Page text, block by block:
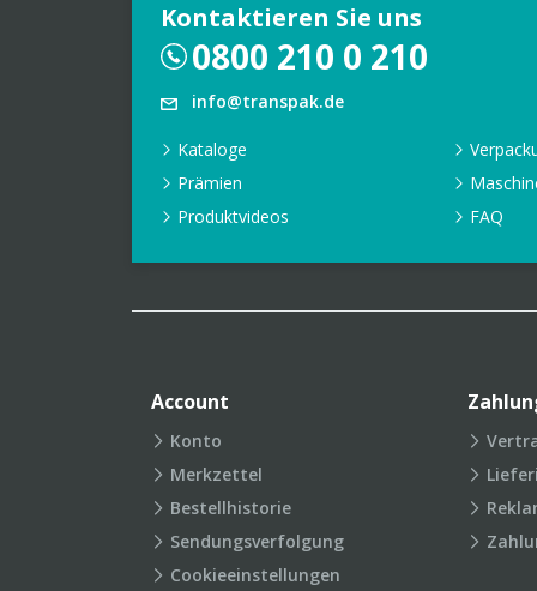
Kontaktieren Sie uns
0800 210 0 210
info@transpak.de
Kataloge
Prämien
Produktvideos
FAQ
Account
Konto
Merkzettel
Bestellhistorie
Sendungsverfolgung
Cookieeinstellungen